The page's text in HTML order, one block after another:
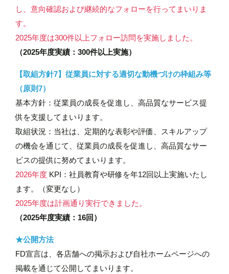
し、意向確認および継続的なフォローを行ってまいりま
す。
2025年度は300件以上フォロー訪問を実施しました。
（2025年度実績：300件以上実施）
【取組方針7】従業員に対する適切な動機づけの枠組み等
（原則7）
基本方針：従業員の成長を促進し、高品質なサービス提
供を支援してまいります。
取組状況：当社は、定期的な表彰や評価、スキルアップ
の機会を通じて、従業員の成長を促進し、高品質なサー
ビスの提供に努めてまいります。
2026年度 KPI：社員教育や研修を年12回以上実施いたし
ます。（変更なし）
2025年度は計画通り実行できました。
（2025年度実績：16回）
★公開方法
FD宣言は、各店舗への掲示および自社ホームページへの
掲載を通じて公開してまいります。